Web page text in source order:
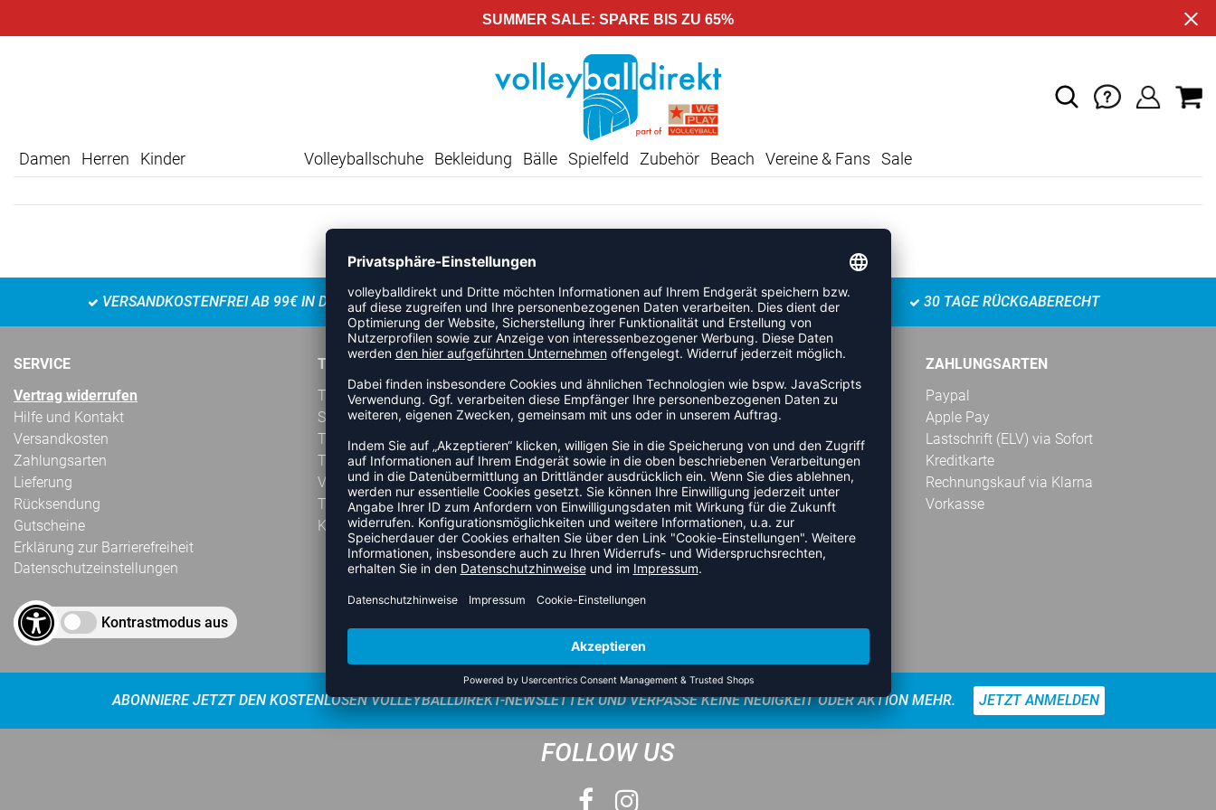
SUMMER SALE: SPARE BIS ZU 65%
Damen Herren Kinder Volleyballschuhe Bekleidung Bälle Spielfeld Zubehör Beach Vereine & Fans Sale
VERSANDKOSTENFREI AB 99€ IN DE GELD-ZURÜCK-GARANTIE 30 TAGE RÜCKGABERECHT
SERVICE
Vertrag widerrufen
Hilfe und Kontakt
Versandkosten
Zahlungsarten
Lieferung
Rücksendung
Gutscheine
Erklärung zur Barrierefreiheit
Datenschutzeinstellungen
Kontrastmodus aus
TEAMSPORTSERVICE
Teamsport-Startseite
Sublimation
Teampartnerkonzept & Ausrüsterverträge
Textilbedruckung
Vereinskollektionen
Teamausrüstung anfragen
Kataloge
UNTERNEHMEN
Impressum
AGB
Widerrufsbelehrung
Datenschutz
Über uns
Unsere Filialen
Ambassador Programm
Nachhaltigkeit und Soziales
ZAHLUNGSARTEN
Paypal
Apple Pay
Lastschrift (ELV) via Sofort
Kreditkarte
Rechnungskauf via Klarna
Vorkasse
ABONNIERE JETZT DEN KOSTENLOSEN VOLLEYBALLDIREKT-NEWSLETTER UND VERPASSE KEINE NEUIGKEIT ODER AKTION MEHR. JETZT ANMELDEN
FOLLOW US